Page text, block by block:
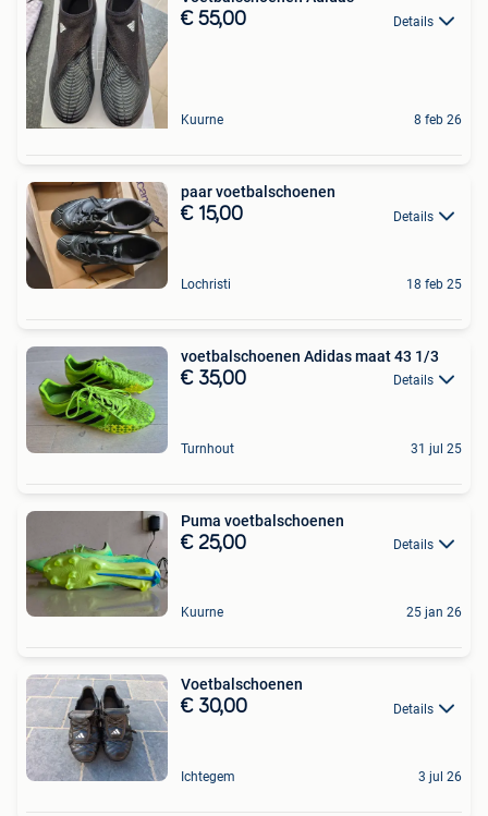
€ 55,00 Details
Kuurne 8 feb 26
paar voetbalschoenen
€ 15,00 Details
Lochristi 18 feb 25
voetbalschoenen Adidas maat 43 1/3
€ 35,00 Details
Turnhout 31 jul 25
Puma voetbalschoenen
€ 25,00 Details
Kuurne 25 jan 26
Voetbalschoenen
€ 30,00 Details
Ichtegem 3 jul 26